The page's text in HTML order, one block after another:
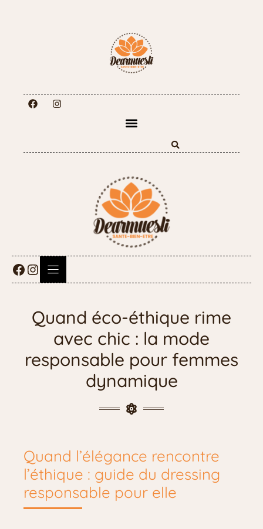
Quand éco-éthique rime
avec chic : la mode
responsable pour femmes
dynamique
Quand l’élégance rencontre
l’éthique : guide du dressing
responsable pour elle